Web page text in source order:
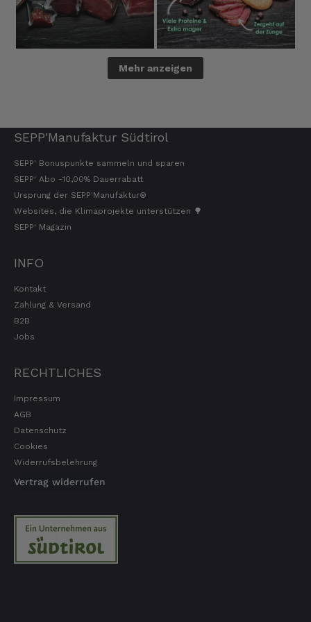
Mehr anzeigen
SEPP'Manufaktur Südtirol
SEPP' Bonuspunkte sammeln und sparen
SEPP' Abo -10,00% Dauerrabatt
Ursprung der SEPP'Manufaktur®
Websites, die Klimaprojekte unterstützen 🌳
SEPP' Magazin
INFO
Kontakt
Zahlung & Versand
B2B
Jobs
RECHTLICHES
Impressum
AGB
Datenschutz
Cookies
Widerrufsbelehrung
Vertrag widerrufen
Sebastian
... schnelle Lieferung, super Service und die
4.8.2026
Mathias
Verifizierter Kunde
beschädigt. Aber sonst war alles super!!!